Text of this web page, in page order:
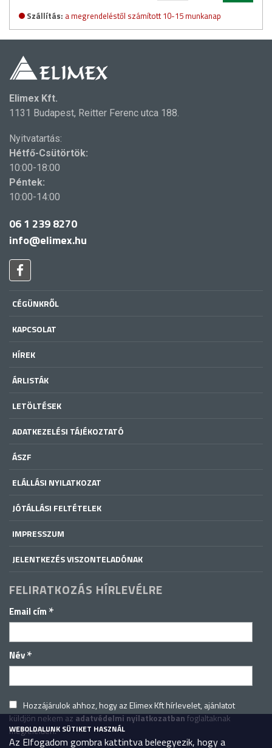
Szállítás: a megrendeléstől számított 10-15 munkanap
Elimex Kft.
1131 Budapest, Reitter Ferenc utca 188.
Nyitvatartás:
Hétfő-Csütörtök:
10:00-18:00
Péntek:
10:00-14:00
06 1 239 8270
info@elimex.hu
CÉGÜNKRŐL
KAPCSOLAT
HÍREK
ÁRLISTÁK
LETÖLTÉSEK
ADATKEZELÉSI TÁJÉKOZTATÓ
ÁSZF
ELÁLLÁSI NYILATKOZAT
JÓTÁLLÁSI FELTÉTELEK
IMPRESSZUM
JELENTKEZÉS VISZONTELADÓNAK
FELIRATKOZÁS HÍRLEVÉLRE
Email cím *
Név*
Hozzájárulok ahhoz, hogy az Elimex Kft hírlevelet, ajánlatot
küldjön nekem azadatvédelmi nyilatkozatbanfoglaltaknak
megfelelően.
WEBOLDALUNK SÜTIKET HASZNÁL
Az Elfogadom gombra kattintva beleegyezik, hogy a